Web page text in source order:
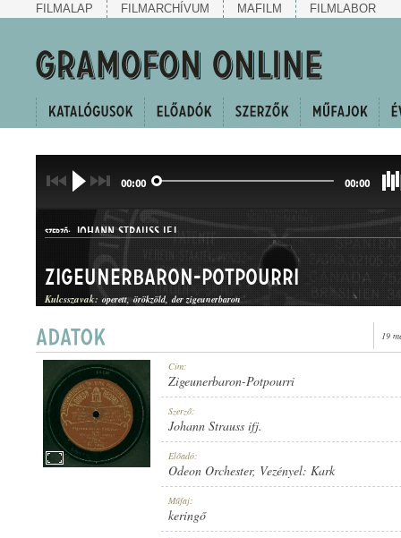
FILMALAP FILMARCHÍVUM MAFILM FILMLABOR
00:00 00:00
SZERZŐ: JOHANN STRAUSS IFJ.
KERINGŐ
Zigeunerbaron-Potpourri
Kulcsszavak: operett örökzöld der zigeunerbaron
19
Cím:
Zigeunerbaron-Potpourri
Szerző:
Johann Strauss ifj.
Előadó:
Odeon Orchester, Vezényel: Kark
Műfaj:
keringő